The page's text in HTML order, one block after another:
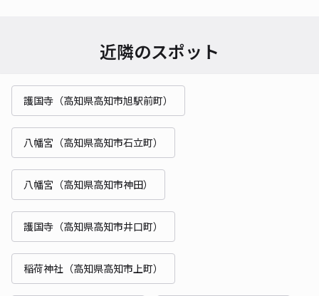
近隣のスポット
護国寺（高知県高知市旭駅前町）
八幡宮（高知県高知市石立町）
八幡宮（高知県高知市神田）
護国寺（高知県高知市井口町）
稲荷神社（高知県高知市上町）